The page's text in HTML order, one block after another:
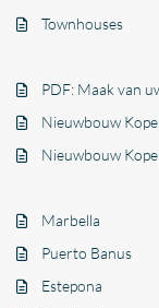
Townhouses
PDF: Maak van
Nieuwbouw
Nieuwbouw
Marbella
Puerto Banus
Estepona